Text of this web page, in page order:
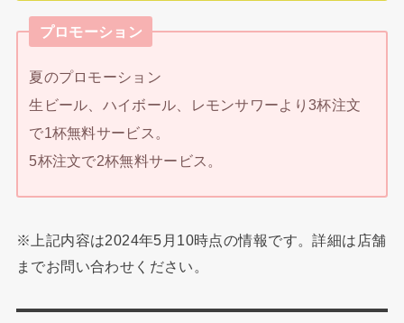
プロモーション
夏のプロモーション
生ビール、ハイボール、レモンサワーより3杯注文
で1杯無料サービス。
5杯注文で2杯無料サービス。
※上記内容は2024年5月10時点の情報です。詳細は店舗
までお問い合わせください。